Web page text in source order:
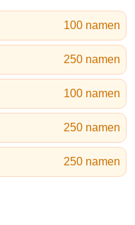
100 namen
250 namen
100 namen
250 namen
250 namen